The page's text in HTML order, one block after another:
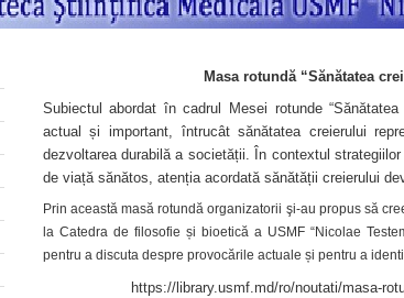
Masa rotundă “Sănătatea
Subiectul abordat în cadrul Mesei rotunde
actual și important, întrucât sănătatea creierului
dezvoltarea durabilă a societății. În contextul
de viață sănătos, atenția acordată sănătății creierului
Prin această masă rotundă organizatorii şi-au propus să
la Catedra de filosofie și bioetică a USMF “Nicolae
pentru a discuta despre provocările actuale și pentru a
https://library.usmf.md/ro/noutati/masa-